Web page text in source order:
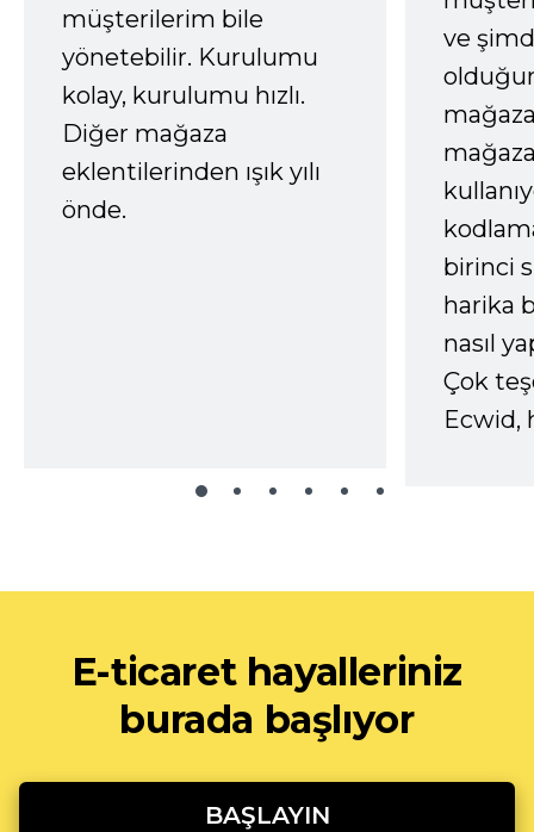
müşterilerim bile
yönetebilir. Kurulumu
kolay, kurulumu hızlı.
Diğer mağaza
eklentilerinden ışık yılı
önde.
ve
birinci
harika
nasıl
Çok
Ecwid,
E-ticaret hayalleriniz
burada başlıyor
BAŞLAYIN